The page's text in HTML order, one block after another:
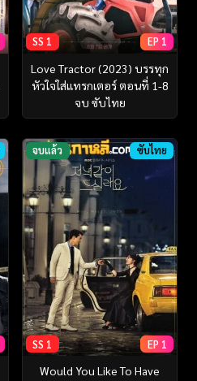
SS 1 EP 1
Love Tractor (2023) บรรทุก
หัวใจใส่แทรกเตอร์ ตอนที่ 1-8
จบ ซับไทย
จบแล้ว ซับไทย
SS 1 EP 1
Would You Like To Have